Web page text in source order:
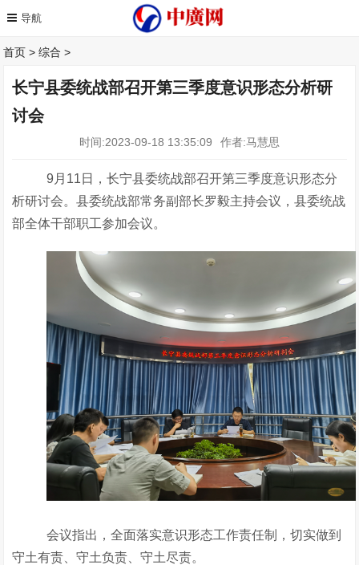
首页 >综合 >
长宁县委统战部召开第三季度意识形态分析研
讨会
时间:2023-09-18 13:35:09 作者:马慧思
9月 11 日，长宁县委统战部召开第三季度意识形态分
析研讨会。县委统战部常务副部长罗毅主持会议，县委统战
部全体干部职工参加会议。
会议指出，全面落实意识形态工作责任制，切实做到
守土有责、守土负责、守土尽责。